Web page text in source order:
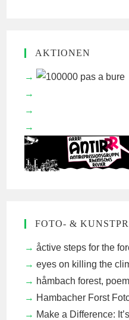
AKTIONEN
FOTO- &
åctive steps for the
eyes on killing the
håmbach forest,
Hambacher Forst
Make a Difference: